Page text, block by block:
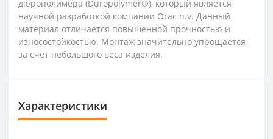
дюрополимера (Duropolymer®), который является
научной разработкой компании Orac n.v. Данный
материал отличается повышенной прочностью и
износостойкостью. Монтаж значительно упрощается
за счет небольшого веса изделия.
Характеристики